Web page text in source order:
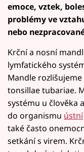
emoce, vztek,
problémy ve
nebo
Krční a nosní
lymfatického
Mandle
tonsillae tubariae.
systému u člověka
do organismu ústní
také často
setkání s virem.